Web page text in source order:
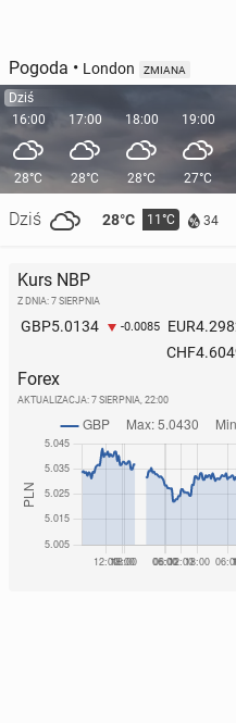
Pogoda • London ZMIANA
Dziś
16:00
28°C
Dziś 28°C 11°C 34
17:00
28°C
18:00
28°C
19:00
27°C
Kurs NBP
Z DNIA: 7 SIERPNIA
GBP5.0134 -0.0085 EUR
CHF
Forex
AKTUALIZACJA: 7 SIERPNIA, 22:00